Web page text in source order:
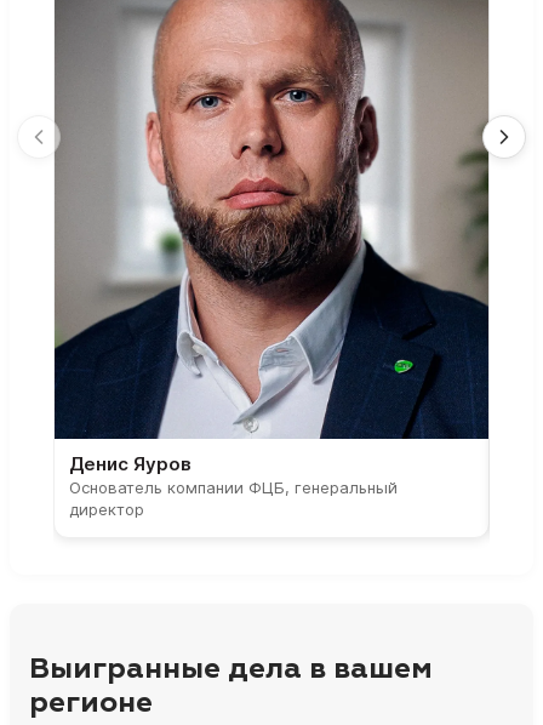
Денис Яуров
Основатель компании ФЦБ, генеральный
директор
Выигранные дела в вашем
регионе